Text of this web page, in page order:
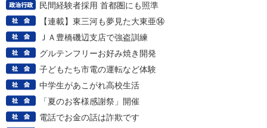
民間経験者採用 首都圏にも照準
【連載】東三河も夢見た大東亜⑭
ＪＡ豊橋磯辺支店で強盗訓練
グルテンフリーお好み焼き開発
子どもたち市電の運転など体験
中学生があこがれ高校生活
「夏のお客様感謝祭」開催
電話でお金の話は詐欺です